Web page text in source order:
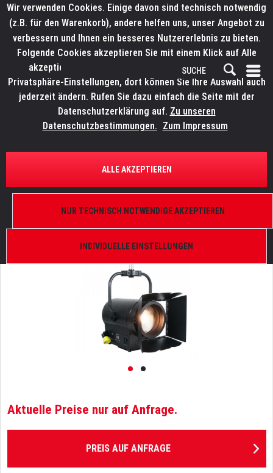
ÜBERSICHT SCHEINWERFER UND KOMPONENTEN
ELATION KL Fresnel 8 FC P.O.
Torblende, FFR, TV-Zapfen 28 mm
Aktuelle Preise nur auf Anfrage.
PREIS AUF ANFRAGE
Wir verwenden Cookies. Einige davon sind technisch notwendig
(z.B. für den Warenkorb), andere helfen uns, unser Angebot zu
verbessern und Ihnen ein besseres Nutzererlebnis zu bieten.
Folgende Cookies akzeptieren Sie mit einem Klick auf Alle
akzeptieren. Weitere Informationen finden Sie in den
Privatsphäre-Einstellungen, dort können Sie Ihre Auswahl auch
jederzeit ändern. Rufen Sie dazu einfach die Seite mit der
Datenschutzerklärung auf. Zu unseren
Datenschutzbestimmungen. Zum Impressum
INDIVIDUELLE EINSTELLUNGEN
NUR TECHNISCH NOTWENDIGE AKZEPTIEREN
ALLE AKZEPTIEREN